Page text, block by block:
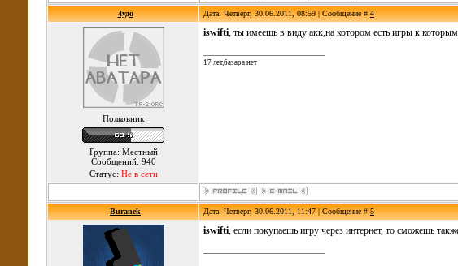
4удо Дата: Четверг, 30.06.2011, 08:59 | Сообщение #4
Полковник
Группа: Местный
Сообщений: 940
Статус: Не в сети
iswifti, ты имеешь в виду акк,на котором есть игры к которым
17 лет,базара нет
Buranek Дата: Четверг, 30.06.2011, 11:47 | Сообщение #5
iswifti, если покупаешь игру через интернет, то сможешь